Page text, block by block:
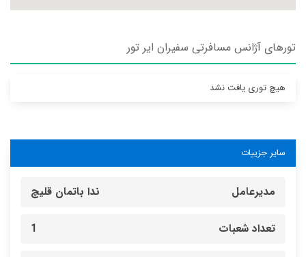
تورهای آژانس مسافرتی سفيران اير تور
هیچ توری یافت نشد
سایر جزییات
مدیرعامل ندا باتمان قلیچ
تعداد شعبات 1